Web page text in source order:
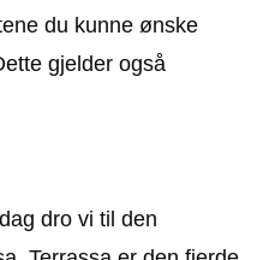
du kunne ønske
gjelder også
dro vi til den